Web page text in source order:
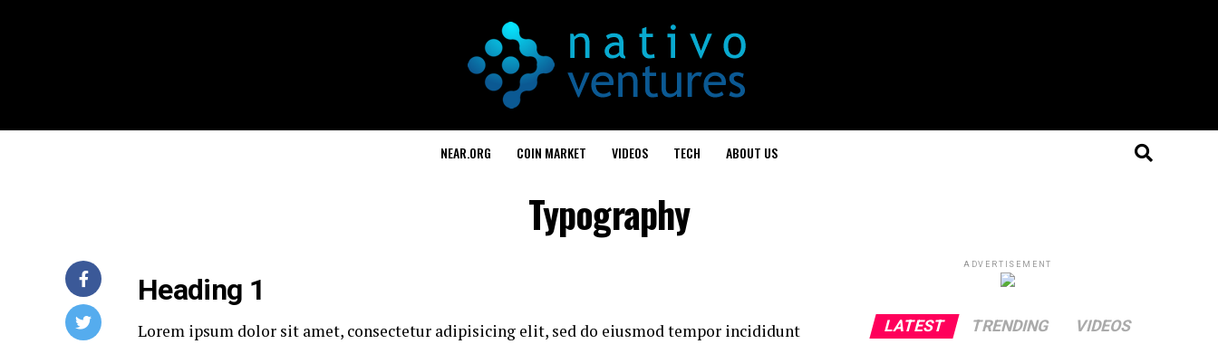
NEAR.ORG COIN MARKET VIDEOS TECH ABOUT US
Typography
Heading 1
Lorem ipsum dolor sit amet, consectetur adipisicing elit, sed do eiusmod tempor incididunt
ADVERTISEMENT
LATEST TRENDING VIDEOS